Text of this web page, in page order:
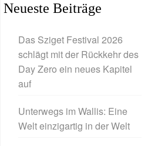
Neueste Beiträge
Das Sziget Festival 2026
schlägt mit der Rückkehr des
Day Zero ein neues Kapitel
auf
Unterwegs im Wallis: Eine
Welt einzigartig in der Welt